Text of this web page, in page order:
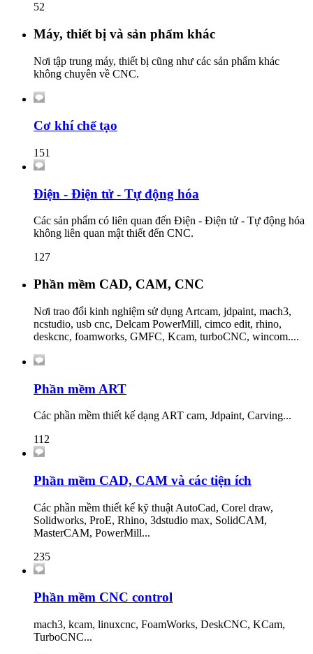
52
Máy, thiết bị và sản phẩm khác
Nơi tập trung máy, thiết bị cũng như các sản phẩm khác
không chuyên về CNC.
Cơ khí chế tạo
151
Điện - Điện tử - Tự động hóa
Các sản phẩm có liên quan đến Điện - Điện tử - Tự động hóa
không liên quan mật thiết đến CNC.
127
Phần mềm CAD, CAM, CNC
Nơi trao đổi kinh nghiệm sử dụng Artcam, jdpaint, mach3,
ncstudio, usb cnc, Delcam PowerMill, cimco edit, rhino,
deskcnc, foamworks, GMFC, Kcam, turboCNC, wincom....
Phần mềm ART
Các phần mềm thiết kế dạng ART cam, Jdpaint, Carving...
112
Phần mềm CAD, CAM và các tiện ích
Các phần mềm thiết kế kỹ thuật AutoCad, Corel draw,
Solidworks, ProE, Rhino, 3dstudio max, SolidCAM,
MasterCAM, PowerMill...
235
Phần mềm CNC control
mach3, kcam, linuxcnc, FoamWorks, DeskCNC, KCam,
TurboCNC...